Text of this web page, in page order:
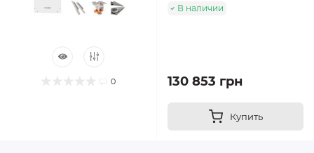
0
В наличии
130 853 грн
Купить